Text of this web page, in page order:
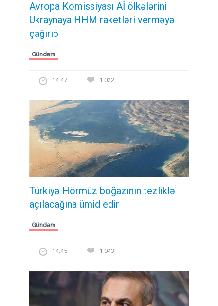
Avropa Komissiyası Aİ ölkələrini
Ukraynaya HHM raketləri verməyə
çağırıb
Gündəm
14:47 1 022
Türkiyə Hörmüz boğazının tezliklə
açılacağına ümid edir
Gündəm
14:45 1 043